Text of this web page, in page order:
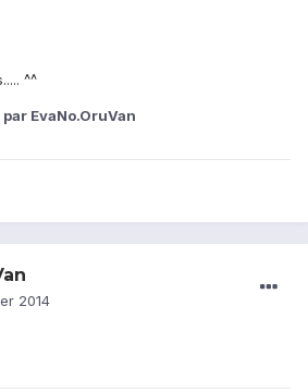
^^
par EvaNo.OruVan
2014